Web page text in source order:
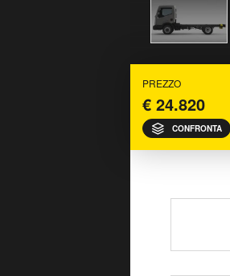
PREZZO
€ 24.820
CONFRONTA